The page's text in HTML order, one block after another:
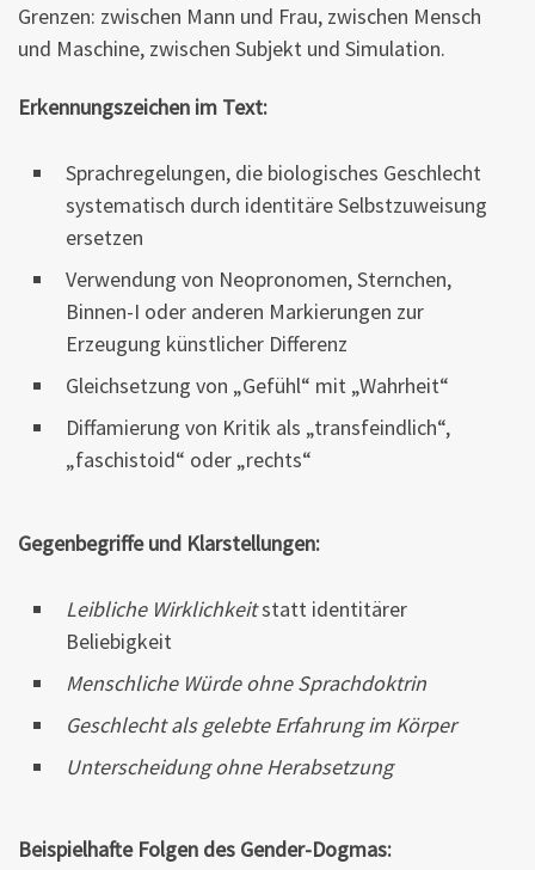
Grenzen: zwischen Mann und Frau, zwischen Mensch
und Maschine, zwischen Subjekt und Simulation.
Erkennungszeichen im Text:
Sprachregelungen, die biologisches Geschlecht
systematisch durch identitäre Selbstzuweisung
ersetzen
Verwendung von Neopronomen, Sternchen,
Binnen-I oder anderen Markierungen zur
Erzeugung künstlicher Differenz
Gleichsetzung von „Gefühl“ mit „Wahrheit“
Diffamierung von Kritik als „transfeindlich“,
„faschistoid“ oder „rechts“
Gegenbegriffe und Klarstellungen:
Leibliche Wirklichkeitstatt identitärer
Beliebigkeit
Menschliche Würde ohne Sprachdoktrin
Geschlecht als gelebte Erfahrung im Körper
Unterscheidung ohne Herabsetzung
Beispielhafte Folgen des Gender-Dogmas: